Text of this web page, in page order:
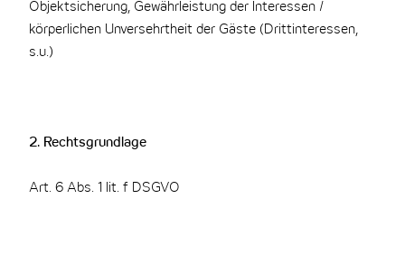
Objektsicherung, Gewährleistung der Interessen /
körperlichen Unversehrtheit der Gäste (Drittinteressen,
s.u.)
2. Rechtsgrundlage
Art. 6 Abs. 1 lit. f DSGVO